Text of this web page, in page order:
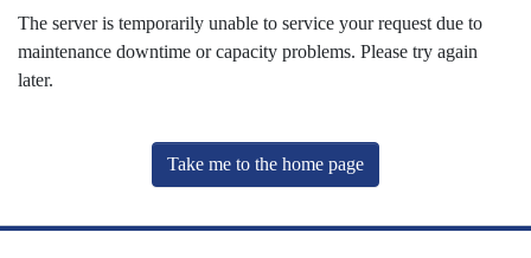
The server is temporarily unable to service your request due to
maintenance downtime or capacity problems. Please try again
later.
Take me to the home page